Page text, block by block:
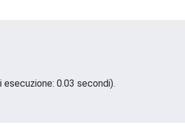
0.03 secondi).